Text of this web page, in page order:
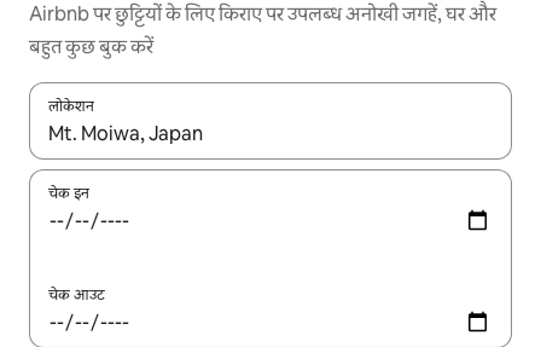
Airbnb पर छुट्टियों के लिए किराए पर उपलब्ध अनोखी जगहें, घर और
बहुत कुछ बुक करें
लोकेशन
नतीजों के उपलब्ध होने पर, अप और डाउन 'ऐरो की' का इस्तेमाल करके नेविगेट
चेक इन
चेक आउट